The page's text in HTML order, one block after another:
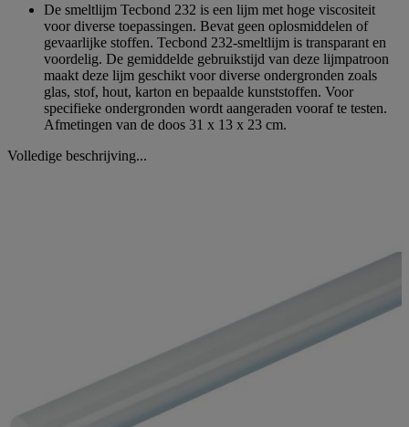
De smeltlijm Tecbond 232 is een lijm met hoge viscositeit
voor diverse toepassingen. Bevat geen oplosmiddelen of
gevaarlijke stoffen. Tecbond 232-smeltlijm is transparant en
voordelig. De gemiddelde gebruikstijd van deze lijmpatroon
maakt deze lijm geschikt voor diverse ondergronden zoals
glas, stof, hout, karton en bepaalde kunststoffen. Voor
specifieke ondergronden wordt aangeraden vooraf te testen.
Afmetingen van de doos 31 x 13 x 23 cm.
Volledige beschrijving...